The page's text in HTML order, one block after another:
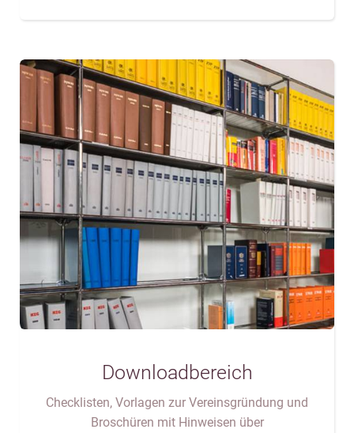
Downloadbereich
Checklisten, Vorlagen zur Vereinsgründung und
Broschüren mit Hinweisen über